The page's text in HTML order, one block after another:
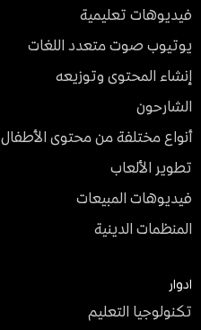
فيديوهات تعليمية
يوتيوب صوت متعدد اللغات
إنشاء المحتوى وتوزيعه
الشارحون
أنواع مختلفة من محتوى الأطفال
تطوير الألعاب
فيديوهات المبيعات
المنظمات الدينية
ادوار
تكنولوجيا التعليم